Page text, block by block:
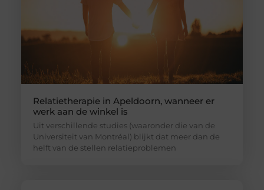
Relatietherapie in Apeldoorn, wanneer er
werk aan de winkel is
Uit verschillende studies (waaronder die van de
Universiteit van Montréal) blijkt dat meer dan de
helft van de stellen relatieproblemen